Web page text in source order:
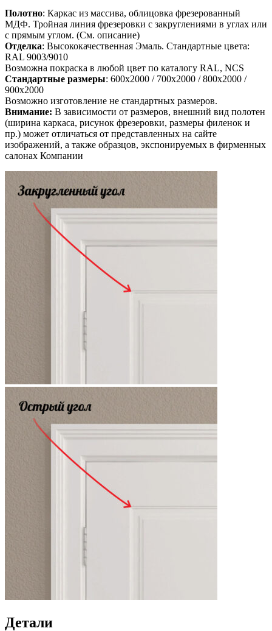
Полотно: Каркас из массива, облицовка фрезерованный
МДФ. Тройная линия фрезеровки с закруглениями в углах или
с прямым углом. (См. описание)
Отделка: Высококачественная Эмаль. Стандартные цвета:
RAL 9003/9010
Возможна покраска в любой цвет по каталогу RAL, NCS
Стандартные размеры: 600х2000 / 700х2000 / 800х2000 /
900х2000
Возможно изготовление не стандартных размеров.
Внимание: В зависимости от размеров, внешний вид полотен
(ширина каркаса, рисунок фрезеровки, размеры филенок и
пр.) может отличаться от представленных на сайте
изображений, а также образцов, экспонируемых в фирменных
салонах Компании
Детали